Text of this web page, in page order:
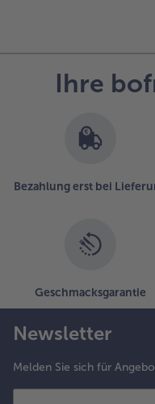
Ihre
Bezahlung erst bei
Geschmacksgarantie
Newsletter
Melden Sie sich für